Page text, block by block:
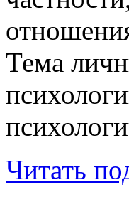
Тема
Читать